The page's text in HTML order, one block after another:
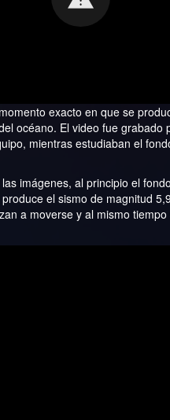
exacto en que se
océano. El video fue grabado
mientras estudiaban el
imágenes, al principio el
el sismo de magnitud
a moverse y al mismo